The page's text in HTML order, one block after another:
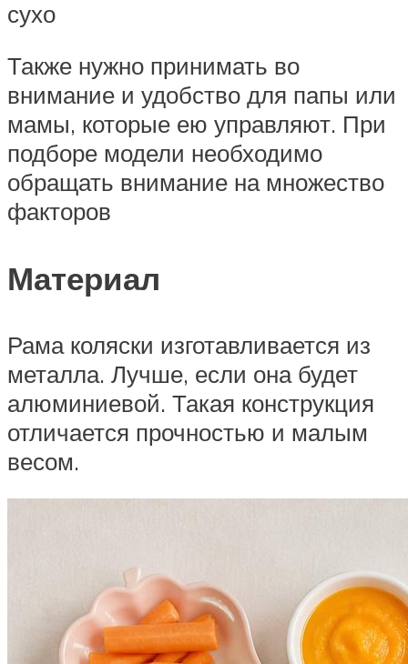
сухо
Также нужно принимать во
внимание и удобство для папы или
мамы, которые ею управляют. При
подборе модели необходимо
обращать внимание на множество
факторов
Материал
Рама коляски изготавливается из
металла. Лучше, если она будет
алюминиевой. Такая конструкция
отличается прочностью и малым
весом.